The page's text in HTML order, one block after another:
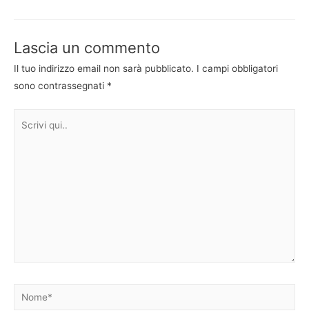
Lascia un commento
Il tuo indirizzo email non sarà pubblicato. I campi obbligatori
sono contrassegnati *
Nome*